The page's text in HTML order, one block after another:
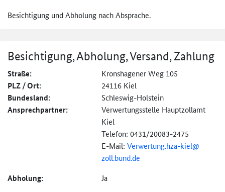
Besichtigung und Abholung nach Absprache.
Besichtigung, Abholung, Versand, Zahlung
Straße: Kronshagener Weg 105
PLZ / Ort: 24116 Kiel
Bundesland: Schleswig-Holstein
Ansprechpartner:
Verwertungsstelle Hauptzollamt
Kiel
Telefon: 0431/20083-2475
E-Mail: Verwertung.hza-kiel@
zoll.bund.de
Abholung: Ja